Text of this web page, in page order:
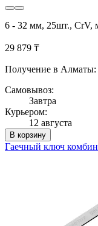
6 - 32 мм, 25шт., CrV,
29 879 ₸
Получение в Алматы:
Самовывоз:
Завтра
Курьером:
12 августа
В корзину
Гаечный ключ